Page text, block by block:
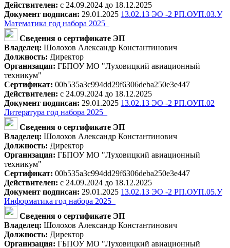
Действителен: с 24.09.2024 до 18.12.2025
Документ подписан: 29.01.2025 13.02.13 ЭО -2 РП.ОУП.03.У
Математика год набора 2025_
Сведения о сертификате ЭП
Владелец: Шолохов Александр Константинович
Должность: Директор
Организация: ГБПОУ МО "Луховицкий авиационный
техникум"
Сертификат: 00b535a3c994dd29f6306deba250e3e447
Действителен: с 24.09.2024 до 18.12.2025
Документ подписан: 29.01.2025 13.02.13 ЭО -2 РП.ОУП.02
Литература год набора 2025_
Сведения о сертификате ЭП
Владелец: Шолохов Александр Константинович
Должность: Директор
Организация: ГБПОУ МО "Луховицкий авиационный
техникум"
Сертификат: 00b535a3c994dd29f6306deba250e3e447
Действителен: с 24.09.2024 до 18.12.2025
Документ подписан: 29.01.2025 13.02.13 ЭО -2 РП.ОУП.05.У
Информатика год набора 2025_
Сведения о сертификате ЭП
Владелец: Шолохов Александр Константинович
Должность: Директор
Организация: ГБПОУ МО "Луховицкий авиационный